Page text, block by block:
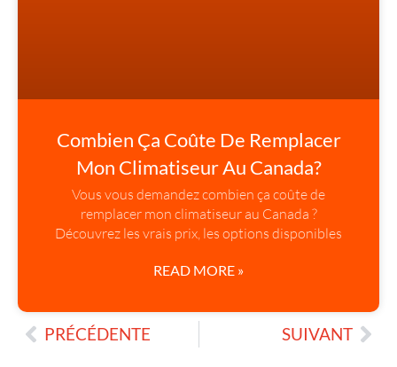
Combien Ça Coûte De Remplacer
Mon Climatiseur Au Canada?
Vous vous demandez combien ça coûte de
remplacer mon climatiseur au Canada ?
Découvrez les vrais prix, les options disponibles
READ MORE »
PRÉCÉDENTE SUIVANT